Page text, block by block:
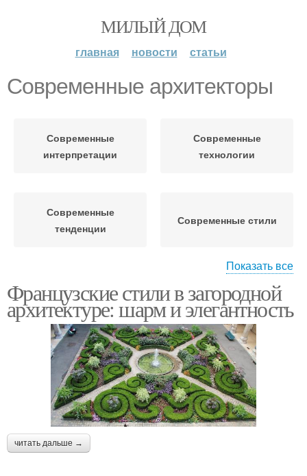
МИЛЫЙ ДОМ
главная новости статьи
Современные архитекторы
Современные
интерпретации
Современные
технологии
Современные
тенденции
Современные стили
Современные решения
Показать все
Французские стили в загородной
архитектуре: шарм и элегантность
читать дальше →